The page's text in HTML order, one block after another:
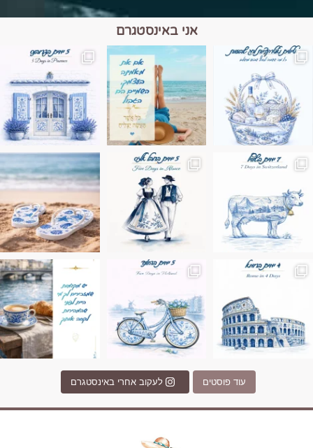
אני באינסטגרם
הם הגבול 💙🩵
בחבל אלזס צרפת
בחופשה שבו הכל נהיה פשוט יותר. החול, הי
Instagram post
Instagram post 17994326828955248
עוד פוסטים לעקוב אחרי באינסטגרם